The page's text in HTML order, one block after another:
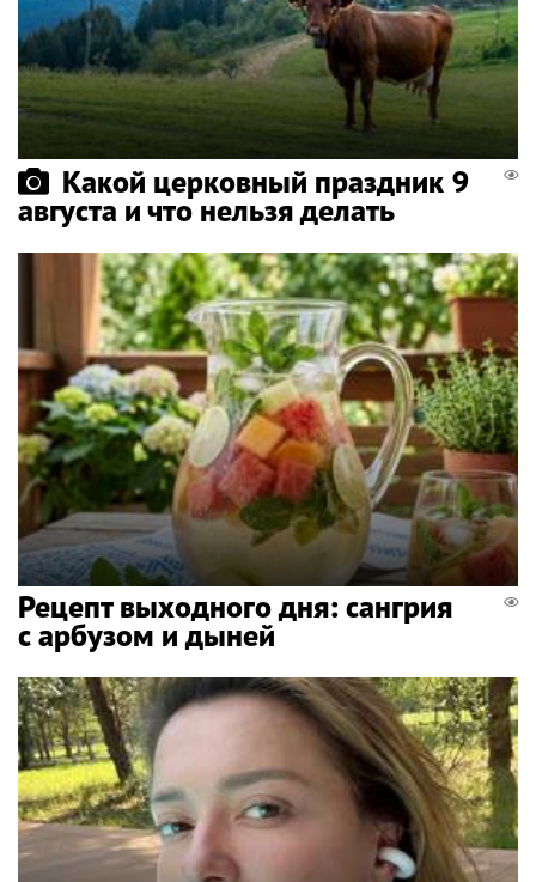
Какой церковный праздник 9
августа и что нельзя делать
Рецепт выходного дня: сангрия
с арбузом и дыней